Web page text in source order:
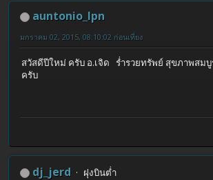
auntonio_lpn
มกราคม 02, 2015, 08:10:02 ก่อนเที่ยง
สวัสดีปีใหม่ ครับ อ.เจิด ร่ำรวยทรัพย์ สุขภาพสม
ครับ
dj_jerd
ฝุงบินต่ำ